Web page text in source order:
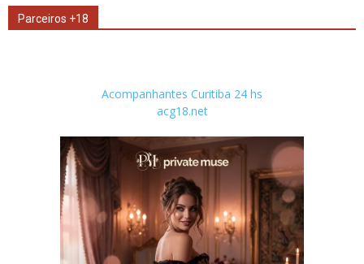
Parceiros +18
Acompanhantes Curitiba 24 hs
acg18.net